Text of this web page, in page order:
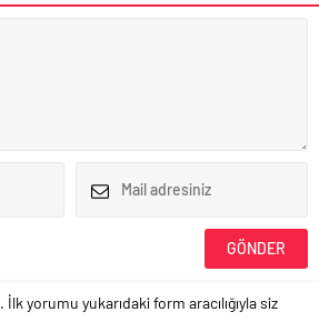
yorumu yukarıdaki form aracılığıyla siz